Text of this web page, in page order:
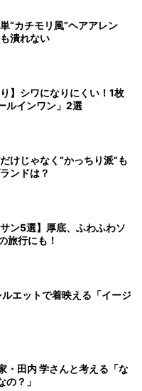
“カチモリ風”ヘアアレン
潰れない
】シワになりにくい！1枚
ルインワン」2選
けじゃなく“かっちり派”も
ンドは？
ン5選】厚底、ふわふわソ
旅行にも！
ルエットで着映える「イージ
・田内 学さんと考える「な
の？」